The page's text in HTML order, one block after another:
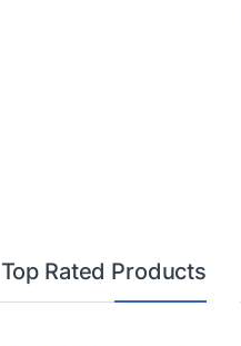
Top Rated Products